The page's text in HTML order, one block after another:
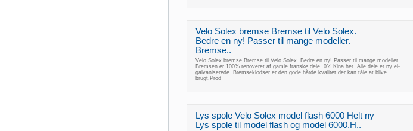
Velo Solex bremse Bremse til Velo Solex.
Bedre en ny! Passer til mange modeller.
Bremse..
Velo Solex bremse Bremse til Velo Solex. Bedre en ny! Passer til mange modeller.
Bremsen er 100% renoveret af gamle franske dele. 0% Kina her. Alle dele er ny el-
galvaniserede. Bremseklodser er den gode hårde kvalitet der kan tåle at blive
brugt.Prod
Lys spole Velo Solex model flash 6000 Helt ny
Lys spole til model flash og model 6000.H..